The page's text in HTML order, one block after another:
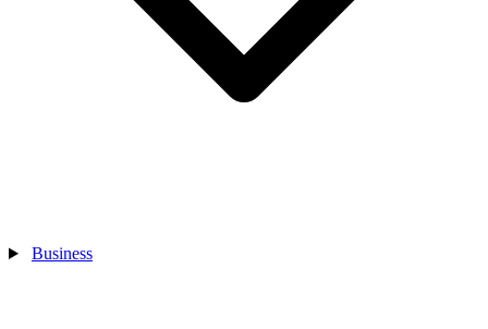
Business